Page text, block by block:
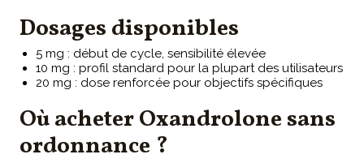
Dosages disponibles
5 mg : début de cycle, sensibilité élevée
10 mg : profil standard pour la plupart des utilisateurs
20 mg : dose renforcée pour objectifs spécifiques
Où acheter Oxandrolone sans
ordonnance ?